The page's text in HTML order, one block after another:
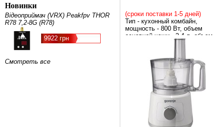
Новинки
Відеоприймач (VRX) Peakfpv THOR
R78 7,2-8G (R78)
9922 грн
Смотреть все
(сроки поставки 1-5 дней)
Тип - кухонный комбайн,
мощность - 800 Вт, объем
основной чаши - 2.4 л, объем
чаши блендера - 1.5 л,
шинковка, смешивание,
измельчитель, терка, габариты
25.5 х 22 х 41 см, Цвет - белый